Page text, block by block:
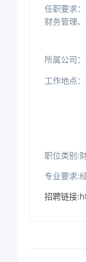
任职要求：
财务管理
所属公司
工作地点：
职位类别:
专业要求:
招聘链接